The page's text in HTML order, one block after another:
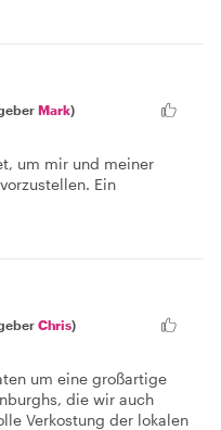
Mark)
um mir und meiner
Ein
Chris)
um eine großartige
die wir auch
Verkostung der lokalen